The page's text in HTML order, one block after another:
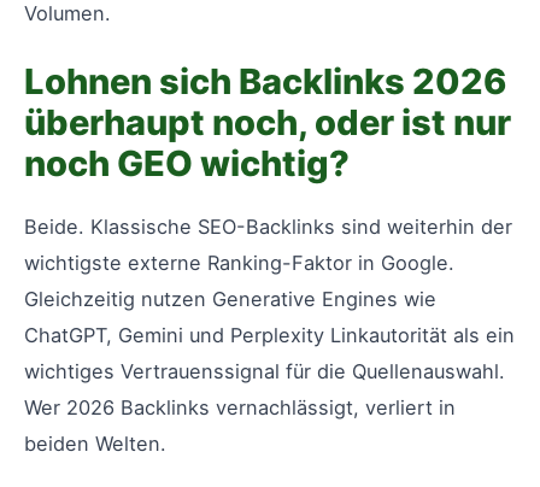
Volumen.
Lohnen sich Backlinks 2026
überhaupt noch, oder ist nur
noch GEO wichtig?
Beide. Klassische SEO-Backlinks sind weiterhin der
wichtigste externe Ranking-Faktor in Google.
Gleichzeitig nutzen Generative Engines wie
ChatGPT, Gemini und Perplexity Linkautorität als ein
wichtiges Vertrauenssignal für die Quellenauswahl.
Wer 2026 Backlinks vernachlässigt, verliert in
beiden Welten.